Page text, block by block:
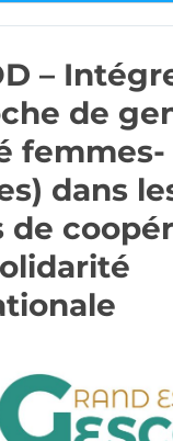
–
de
femmes-
dans
de